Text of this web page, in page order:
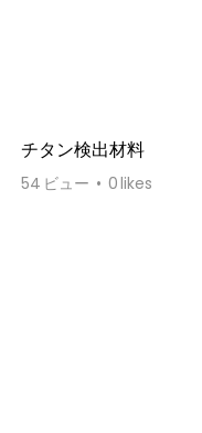
チタン検出材料
54 ビュー 0likes